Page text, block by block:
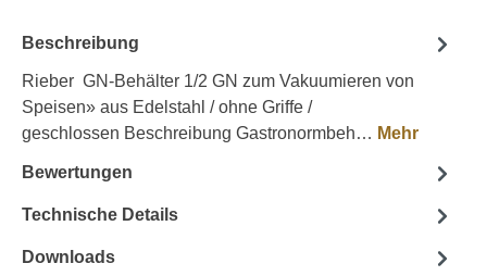
Beschreibung
Rieber GN-Behälter 1/2 GN zum Vakuumieren von
Speisen» aus Edelstahl / ohne Griffe /
geschlossen Beschreibung Gastronormbeh… Mehr
Bewertungen
Technische Details
Downloads